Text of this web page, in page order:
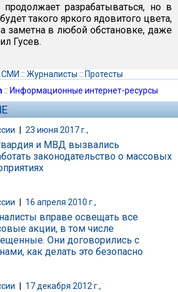
разрабатываться, но в
такого яркого ядовитого цвета,
заметна в любой обстановке, даже
Гусев.
СМИ :: Журналисты :: Протесты
:: Информационные интернет-ресурсы
| 23 июня 2017 г.,
и МВД вызвались
законодательство о массовых
16 апреля 2010 г.,
вправе освещать все
акции, в том числе
Они договорились с
как делать это безопасно
17 декабря 2012 г.,